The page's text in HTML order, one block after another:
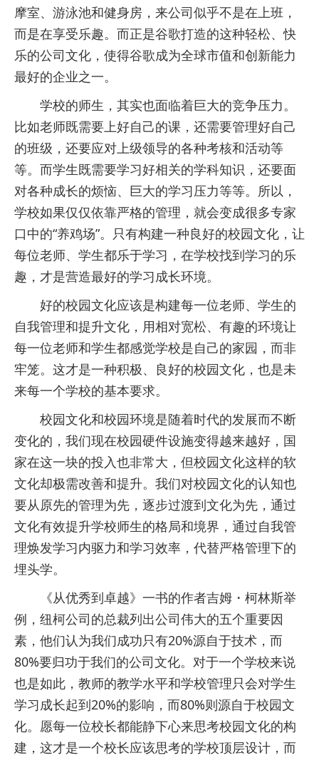
摩室、游泳池和健身房，来公司似乎不是在上班，
而是在享受乐趣。而正是谷歌打造的这种轻松、快
乐的公司文化，使得谷歌成为全球市值和创新能力
最好的企业之一。
学校的师生，其实也面临着巨大的竞争压力。
比如老师既需要上好自己的课，还需要管理好自己
的班级，还要应对上级领导的各种考核和活动等
等。而学生既需要学习好相关的学科知识，还要面
对各种成长的烦恼、巨大的学习压力等等。所以，
学校如果仅仅依靠严格的管理，就会变成很多专家
口中的“养鸡场”。只有构建一种良好的校园文化，让
每位老师、学生都乐于学习，在学校找到学习的乐
趣，才是营造最好的学习成长环境。
好的校园文化应该是构建每一位老师、学生的
自我管理和提升文化，用相对宽松、有趣的环境让
每一位老师和学生都感觉学校是自己的家园，而非
牢笼。这才是一种积极、良好的校园文化，也是未
来每一个学校的基本要求。
校园文化和校园环境是随着时代的发展而不断
变化的，我们现在校园硬件设施变得越来越好，国
家在这一块的投入也非常大，但校园文化这样的软
文化却极需改善和提升。我们对校园文化的认知也
要从原先的管理为先，逐步过渡到文化为先，通过
文化有效提升学校师生的格局和境界，通过自我管
理焕发学习内驱力和学习效率，代替严格管理下的
埋头学。
《从优秀到卓越》一书的作者吉姆・柯林斯举
例，纽柯公司的总裁列出公司伟大的五个重要因
素，他们认为我们成功只有20%源自于技术，而
80%要归功于我们的公司文化。对于一个学校来说
也是如此，教师的教学水平和学校管理只会对学生
学习成长起到20%的影响，而80%则源自于校园文
化。愿每一位校长都能静下心来思考校园文化的构
建，这才是一个校长应该思考的学校顶层设计，而